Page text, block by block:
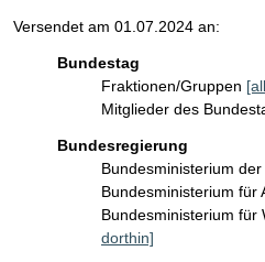
Versendet am 01.07.2024 an:
Bundestag
Fraktionen/Gruppen
Mitglieder des
Bundesregierung
Bundesministerium
Bundesministerium für
Bundesministerium für
dorthin]